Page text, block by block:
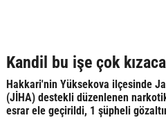
Kandil bu işe çok
Hakkari'nin Yüksekova ilçesinde
(JİHA) destekli düzenlenen
esrar ele geçirildi, 1 şüpheli